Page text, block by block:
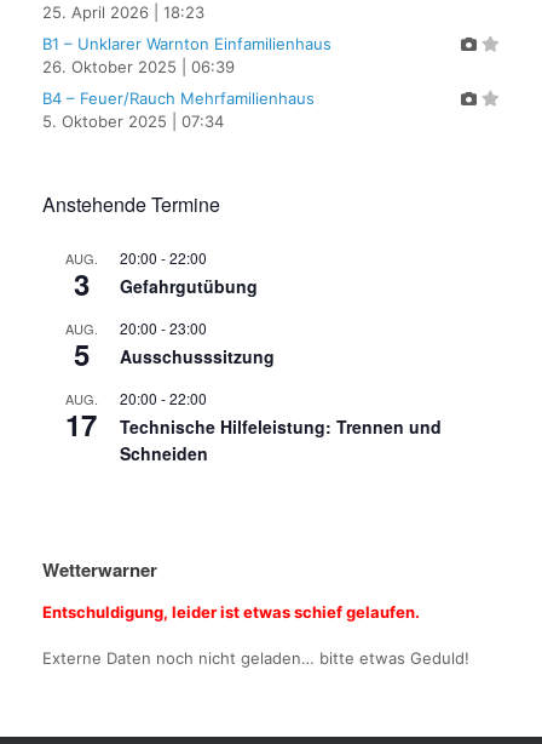
25. April 2026
18:23
B1 – Unklarer Warnton Einfamilienhaus
26. Oktober 2025
06:39
B4 – Feuer/Rauch Mehrfamilienhaus
5. Oktober 2025
07:34
Anstehende Termine
AUG.
3
20:00 -22:00
Gefahrgutübung
AUG.
5
20:00 -23:00
Ausschusssitzung
AUG.
17
20:00 -22:00
Technische Hilfeleistung: Trennen und
Schneiden
Wetterwarner
Entschuldigung, leider ist etwas schief gelaufen.
Externe Daten noch nicht geladen… bitte etwas Geduld!